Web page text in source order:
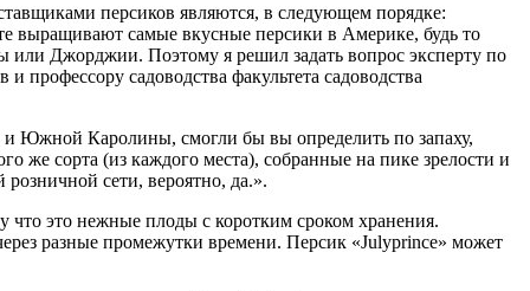
персиков являются, в следующем порядке:
выращивают самые вкусные персики в Америке, будь то
Джорджии. Поэтому я решил задать вопрос эксперту по
садоводства факультета садоводства
Южной Каролины, смогли бы вы определить по запаху,
же сорта (из каждого места), собранные на пике зрелости и
сети, вероятно, да.».
что это нежные плоды с коротким сроком хранения.
разные промежутки времени. Персик «Julyprince» может